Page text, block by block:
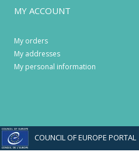
MY ACCOUNT
My orders
My addresses
My personal information
COUNCIL OF EUROPE PORTAL